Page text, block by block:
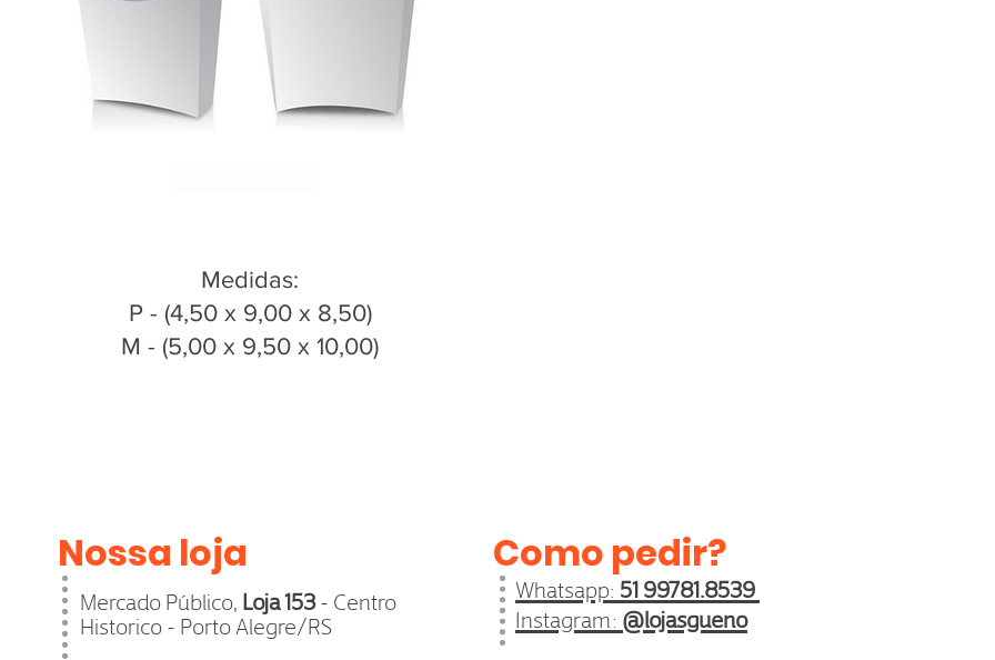
Medidas:
P - (4,50 x 9,00 x 8,50)
M - (5,00 x 9,50 x 10,00)
Nossa loja
Mercado Público,Loja 153- Centro
Historico - Porto Alegre/RS
Como pedir?
Whatsapp:51 99781.8539
Instagram:@lojasgueno